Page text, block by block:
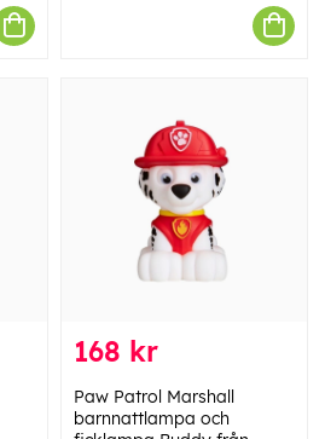
168 kr
Paw Patrol Marshall
barnnattlampa och